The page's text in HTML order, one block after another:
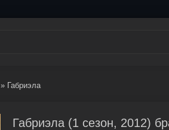
» Габриэла
Габриэла (1 сезон, 2012)